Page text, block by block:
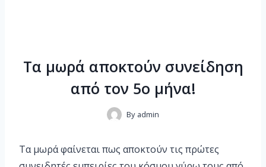
Τα μωρά αποκτούν συνείδηση
από τον 5ο μήνα!
By admin
Τα μωρά φαίνεται πως αποκτούν τις πρώτες